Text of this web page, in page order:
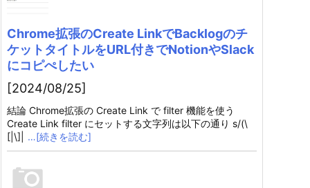
Chrome拡張のCreate LinkでBacklogのチ
ケットタイトルをURL付きでNotionやSlack
にコピぺしたい
[2024/08/25]
結論 Chrome拡張の Create Link で filter 機能を使う
Create Link filter にセットする文字列は以下の通り s/(\
[|\]|
…[続きを読む]